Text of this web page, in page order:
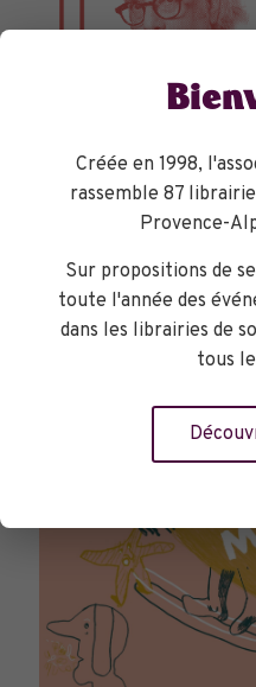
TOURNÉES
Créée en 1998,
rassemble 87
Provence-
Sur propositions de
toute l'année des
dans les librairies de
tous